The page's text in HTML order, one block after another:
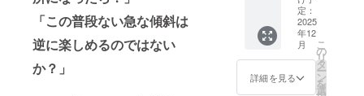
「この普段ない急な傾斜は
逆に楽しめるのではない
か？」
お届け
しま
す。 数
量:1点
謝の気
持ちを
込め
て、お
礼の
メッ
セージ
定：
2025
年12
月
詳細を見る
こ
の
リ
タ
ー
ン
を
選